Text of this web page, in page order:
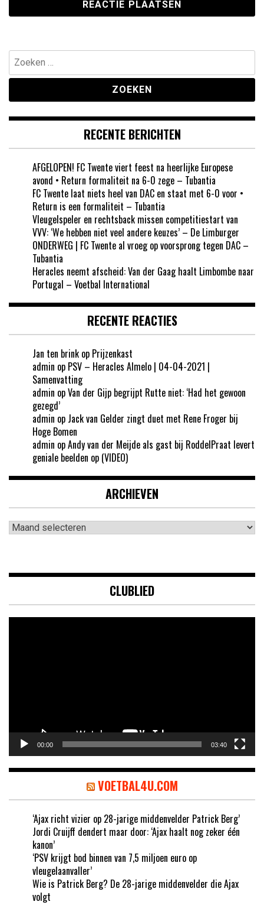
Zoeken
naar:
RECENTE BERICHTEN
AFGELOPEN! FC Twente viert feest na heerlijke Europese
avond • Return formaliteit na 6-0 zege – Tubantia
FC Twente laat niets heel van DAC en staat met 6-0 voor •
Return is een formaliteit – Tubantia
Vleugelspeler en rechtsback missen competitiestart van
VVV: ‘We hebben niet veel andere keuzes’ – De Limburger
ONDERWEG | FC Twente al vroeg op voorsprong tegen DAC –
Tubantia
Heracles neemt afscheid: Van der Gaag haalt Limbombe naar
Portugal – Voetbal International
RECENTE REACTIES
Jan ten brink op Prijzenkast
admin op PSV – Heracles Almelo | 04-04-2021 |
Samenvatting
admin opVan der Gijp begrijpt Rutte niet: ‘Had het gewoon
gezegd’
admin op Jack van Gelder zingt duet met Rene Froger bij
Hoge Bomen
admin opAndy van der Meijde als gast bij RoddelPraat levert
geniale beelden op (VIDEO)
ARCHIEVEN
Archieven
CLUBLIED
00:00 03:40
VOETBAL4U.COM
‘Ajax richt vizier op 28-jarige middenvelder Patrick Berg’
Jordi Cruijff dendert maar door: ‘Ajax haalt nog zeker één
kanon’
‘PSV krijgt bod binnen van 7,5 miljoen euro op
vleugelaanvaller’
Wie is Patrick Berg? De 28-jarige middenvelder die Ajax
volgt